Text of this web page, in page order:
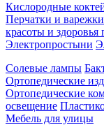
Кислородные
Перчатки и
красоты и здоровья
Электропростыни
Солевые лампы
Ортопедические
Ортопедические
освещение
Мебель для улицы